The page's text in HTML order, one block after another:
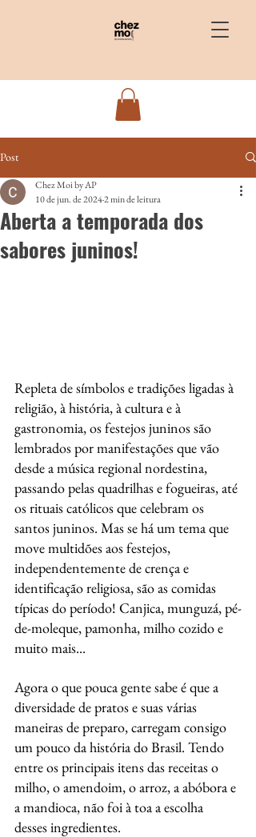
Post
Aberta a temporada dos
sabores juninos!
Chez Moi by AP
10 de jun. de 20242 min de leitura
Repleta de símbolos e tradições ligadas à
religião, à história, à cultura e à
gastronomia, os festejos juninos são
lembrados por manifestações que vão
desde a música regional nordestina,
passando pelas quadrilhas e fogueiras, até
os rituais católicos que celebram os
santos juninos. Mas se há um tema que
move multidões aos festejos,
independentemente de crença e
identificação religiosa, são as comidas
típicas do período! Canjica, munguzá, pé-
de-moleque, pamonha, milho cozido e
muito mais...
Agora o que pouca gente sabe é que a
diversidade de pratos e suas várias
maneiras de preparo, carregam consigo
um pouco da história do Brasil. Tendo
entre os principais itens das receitas o
milho, o amendoim, o arroz, a abóbora e
a mandioca, não foi à toa a escolha
desses ingredientes.